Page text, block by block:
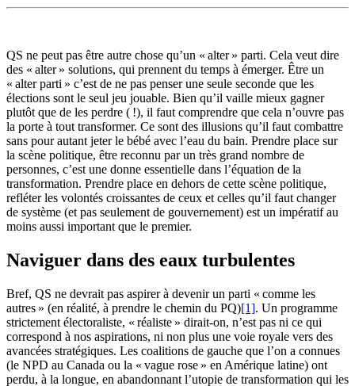
QS ne peut pas être autre chose qu’un « alter » parti. Cela veut dire
des « alter » solutions, qui prennent du temps à émerger. Être un
« alter parti » c’est de ne pas penser une seule seconde que les
élections sont le seul jeu jouable. Bien qu’il vaille mieux gagner
plutôt que de les perdre ( !), il faut comprendre que cela n’ouvre pas
la porte à tout transformer. Ce sont des illusions qu’il faut combattre
sans pour autant jeter le bébé avec l’eau du bain. Prendre place sur
la scène politique, être reconnu par un très grand nombre de
personnes, c’est une donne essentielle dans l’équation de la
transformation. Prendre place en dehors de cette scène politique,
refléter les volontés croissantes de ceux et celles qu’il faut changer
de système (et pas seulement de gouvernement) est un impératif au
moins aussi important que le premier.
Naviguer dans des eaux turbulentes
Bref, QS ne devrait pas aspirer à devenir un parti « comme les
autres » (en réalité, à prendre le chemin du PQ)[1]. Un programme
strictement électoraliste, « réaliste » dirait-on, n’est pas ni ce qui
correspond à nos aspirations, ni non plus une voie royale vers des
avancées stratégiques. Les coalitions de gauche que l’on a connues
(le NPD au Canada ou la « vague rose » en Amérique latine) ont
perdu, à la longue, en abandonnant l’utopie de transformation qui les